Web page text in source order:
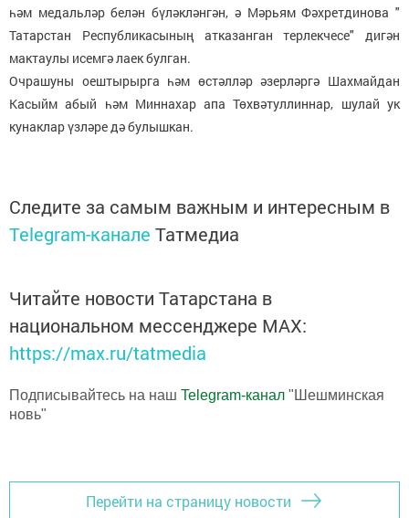
һәм медальләр белән бүләкләнгән, ә Мәрьям Фәхретдинова "
Татарстан Республикасының атказанган терлекчесе" дигән
мактаулы исемгә лаек булган.
Очрашуны оештырырга һәм өстәлләр әзерләргә Шахмайдан
Касыйм абый һәм Миннахар апа Төхвәтуллиннар, шулай ук
кунаклар үзләре дә булышкан.
Следите за самым важным и интересным в
Telegram-канале Татмедиа
Читайте новости Татарстана в
национальном мессенджере MАХ:
https://max.ru/tatmedia
Подписывайтесь на наш Telegram-канал "Шешминская
новь"
Перейти на страницу новости